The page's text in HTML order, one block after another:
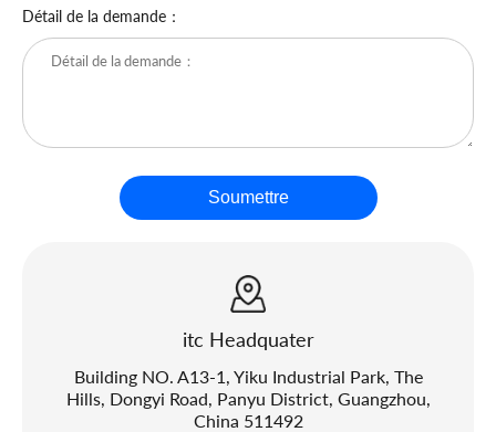
Détail de la demande：
Soumettre
itc Headquater
Building NO. A13-1, Yiku Industrial Park, The
Hills, Dongyi Road, Panyu District, Guangzhou,
China 511492